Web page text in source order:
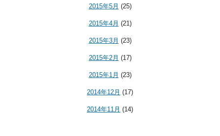
2015年5月 (25)
2015年4月 (21)
2015年3月 (23)
2015年2月 (17)
2015年1月 (23)
2014年12月 (17)
2014年11月 (14)